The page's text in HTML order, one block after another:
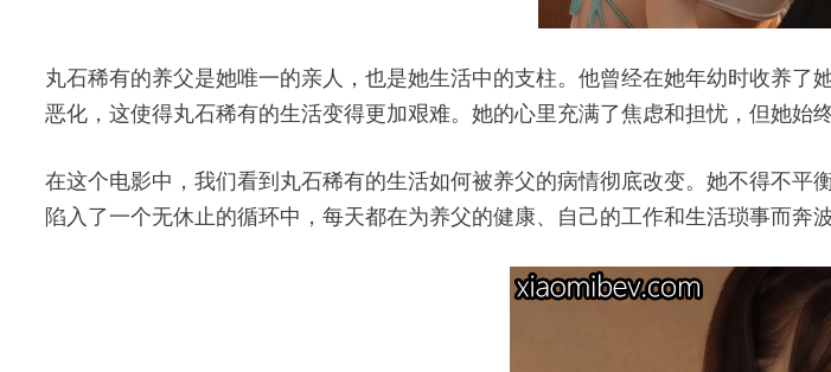
丸石稀有的养父是她唯一的亲人，也是她生活中的支柱。他曾经在她年幼时收养
恶化，这使得丸石稀有的生活变得更加艰难。她的心里充满了焦虑和担忧，但她始
在这个电影中，我们看到丸石稀有的生活如何被养父的病情彻底改变。她不得不
陷入了一个无休止的循环中，每天都在为养父的健康、自己的工作和生活琐事而奔波